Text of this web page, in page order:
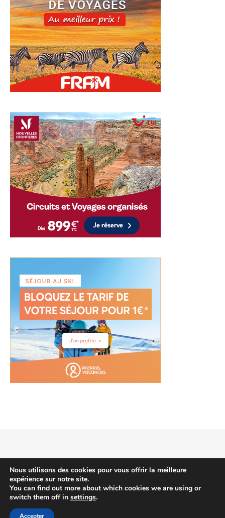
2026 voyagehotels.info © | Thème Bard par WP Royal
HAUT DE PAGE
Nous utilisons des cookies pour vous offrir la meilleure
expérience sur notre site.
You can find out more about which cookies we are using or
switch them off in settings.
Accepter